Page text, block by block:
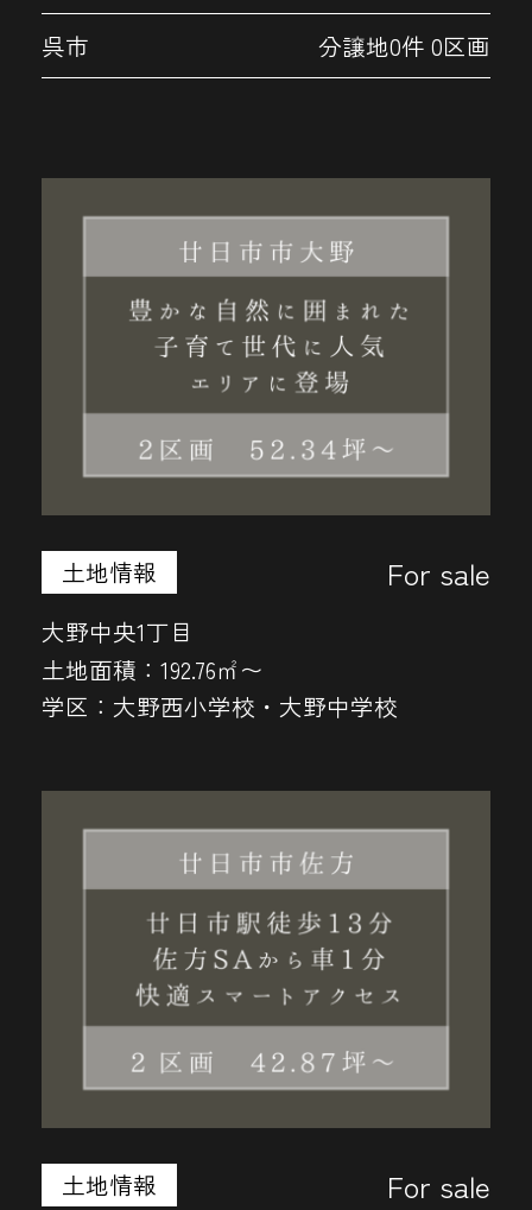
呉市
分譲地0件 0区画
土地情報 For sale
大野中央1丁目
土地面積： 192.76㎡〜
学区： 大野西小学校・大野中学校
土地情報 For sale